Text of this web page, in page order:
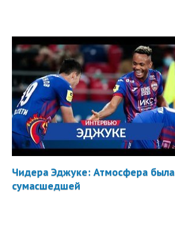
Чидера Эджуке: Атмосфера была
сумасшедшей